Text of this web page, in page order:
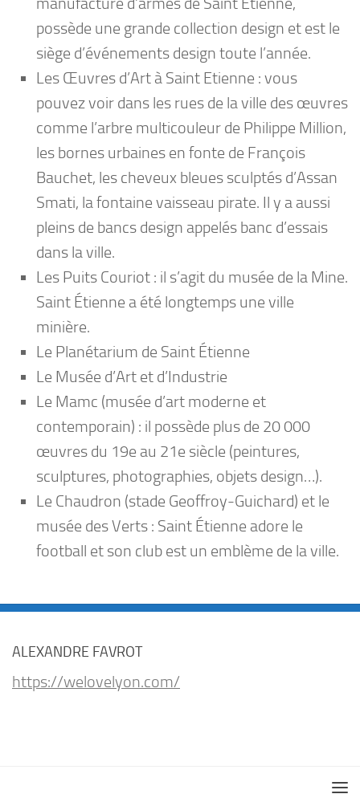
possède une grande collection design et est le
siège d’événements design toute l’année.
Les Œuvres d’Art à Saint Etienne : vous
pouvez voir dans les rues de la ville des œuvres
comme l’arbre multicouleur de Philippe Million,
les bornes urbaines en fonte de François
Bauchet, les cheveux bleues sculptés d’Assan
Smati, la fontaine vaisseau pirate. Il y a aussi
pleins de bancs design appelés banc d’essais
dans la ville.
Les Puits Couriot : il s’agit du musée de la Mine.
Saint Étienne a été longtemps une ville
minière.
Le Planétarium de Saint Étienne
Le Musée d’Art et d’Industrie
Le Mamc (musée d’art moderne et
contemporain) : il possède plus de 20 000
œuvres du 19e au 21e siècle (peintures,
sculptures, photographies, objets design…).
Le Chaudron (stade Geoffroy-Guichard) et le
musée des Verts : Saint Étienne adore le
football et son club est un emblème de la ville.
ALEXANDRE FAVROT
https://welovelyon.com/